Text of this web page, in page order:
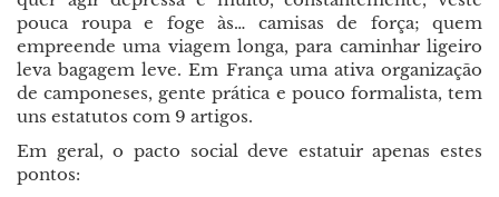
pouca roupa e foge às… camisas de força; quem
empreende uma viagem longa, para caminhar ligeiro
leva bagagem leve. Em França uma ativa organização
de camponeses, gente prática e pouco formalista, tem
uns estatutos com 9 artigos.
Em geral, o pacto social deve estatuir apenas estes
pontos: